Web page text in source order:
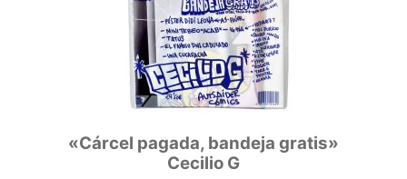
«Cárcel pagada, bandeja gratis»
Cecilio G